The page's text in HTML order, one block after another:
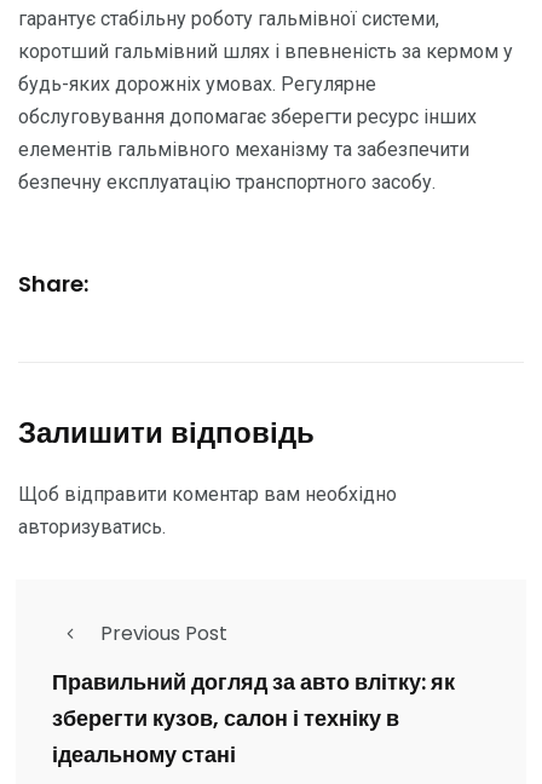
гарантує стабільну роботу гальмівної системи,
коротший гальмівний шлях і впевненість за кермом у
будь-яких дорожніх умовах. Регулярне
обслуговування допомагає зберегти ресурс інших
елементів гальмівного механізму та забезпечити
безпечну експлуатацію транспортного засобу.
Share:
Залишити відповідь
Щоб відправити коментар вам необхідно
авторизуватись.
Previous Post
Правильний догляд за авто влітку: як
зберегти кузов, салон і техніку в
ідеальному стані